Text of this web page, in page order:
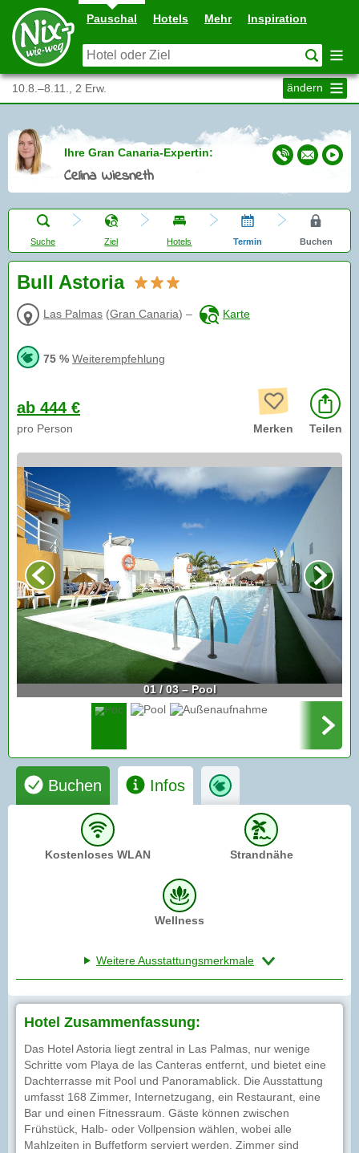
Pauschal Hotels Mehr Inspiration
10.8.–8.11., 2 Erw. ändern
Ihre Gran Canaria-Expertin:
Celina Wiesneth
Suche Ziel Hotels Termin Buchen
Bull Astoria
Las Palmas (Gran Canaria) – Karte
75 % Weiterempfehlung
ab 444 €
pro Person Merken Teilen
01 / 03 – Pool
Buchen Infos
Kostenloses WLAN Strandnähe
Wellness
Weitere Ausstattungsmerkmale
Hotel Zusammenfassung:
Das Hotel Astoria liegt zentral in Las Palmas, nur wenige
Schritte vom Playa de las Canteras entfernt, und bietet eine
Dachterrasse mit Pool und Panoramablick. Die Ausstattung
umfasst 168 Zimmer, Internetzugang, ein Restaurant, eine
Bar und einen Fitnessraum. Gäste können zwischen
Frühstück, Halb- oder Vollpension wählen, wobei alle
Mahlzeiten in Buffetform serviert werden. Zimmer sind